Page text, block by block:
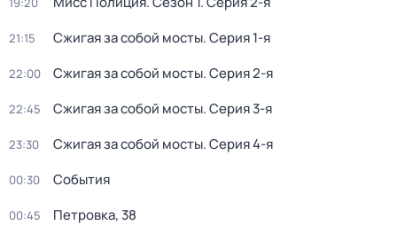
21:15 Сжигая за собой мосты. Серия 1-я
22:00 Сжигая за собой мосты. Серия 2-я
22:45 Сжигая за собой мосты. Серия 3-я
23:30 Сжигая за собой мосты. Серия 4-я
00:30 События
00:45 Петровка, 38